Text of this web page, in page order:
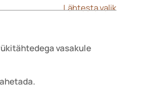
Lähtesta valik
vasakule